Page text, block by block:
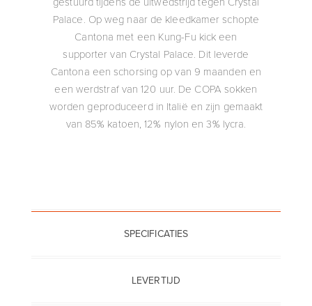
Palace. Op weg naar de kleedkamer schopte
Cantona met een Kung-Fu kick een
supporter van Crystal Palace. Dit leverde
Cantona een schorsing op van 9 maanden en
een werdstraf van 120 uur. De COPA sokken
worden geproduceerd in Italië en zijn gemaakt
van 85% katoen, 12% nylon en 3% lycra.
SPECIFICATIES
LEVERTIJD